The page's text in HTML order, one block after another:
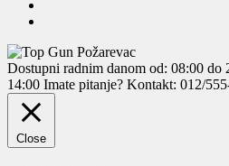
Dostupni radnim danom od: 08:00 do
14:00 Imate pitanje? Kontakt: 012/
Close